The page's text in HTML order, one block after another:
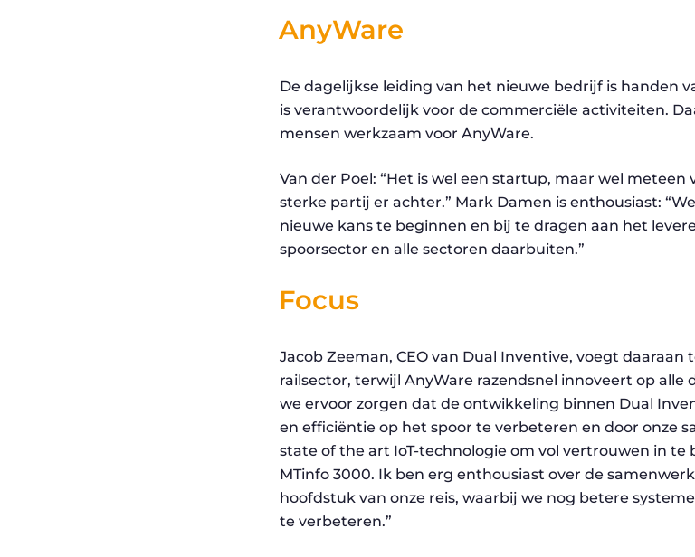
AnyWare
De dagelijkse leiding van het nieuwe bedrijf is handen
is verantwoordelijk voor de commerciële activiteiten.
mensen werkzaam voor AnyWare.
Van der Poel: “Het is wel een startup, maar wel
sterke partij er achter.” Mark Damen is enthousiast:
nieuwe kans te beginnen en bij te dragen aan het
spoorsector en alle sectoren daarbuiten.”
Focus
Jacob Zeeman, CEO van Dual Inventive, voegt daaraan
railsector, terwijl AnyWare razendsnel innoveert op
we ervoor zorgen dat de ontwikkeling binnen Dual
en efficiëntie op het spoor te verbeteren en door onze
state of the art IoT-technologie om vol vertrouwen in te
MTinfo 3000. Ik ben erg enthousiast over de
hoofdstuk van onze reis, waarbij we nog betere
te verbeteren.”